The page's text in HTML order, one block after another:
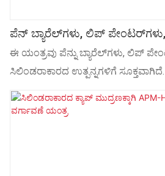
ಪೆನ್ ಬ್ಯಾರೆಲ್‌ಗಳು, ಲಿಪ್ ಪೇಂಟರ್‌ಗಳು,
ಸಿಲಿಂಡರಾಕಾರದ ಉತ್ಪನ್ನಗಳಿಗೆ
ವರ್ಗಾವಣೆ ಯಂತ್ರ
ಈ ಯಂತ್ರವು ಪೆನ್ನು ಬ್ಯಾರೆಲ್‌ಗಳು, ಲಿಪ್
ಸಿಲಿಂಡರಾಕಾರದ ಉತ್ಪನ್ನಗಳಿಗೆ ಸೂಕ್ತವಾಗಿದೆ.